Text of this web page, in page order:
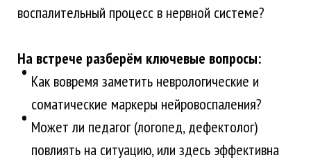
воспалительный процесс в нервной системе?
На встрече разберём ключевые вопросы:
Как вовремя заметить неврологические и
соматические маркеры нейровоспаления?
Может ли педагог (логопед, дефектолог)
повлиять на ситуацию, или здесь эффективна